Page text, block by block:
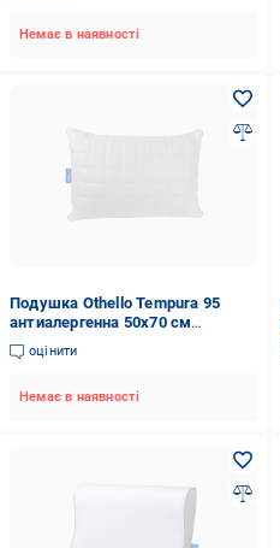
Немає в наявності
Подушка Othello Tempura 95
антиалергенна 50х70 см
(12856399)
оцінити
Немає в наявності